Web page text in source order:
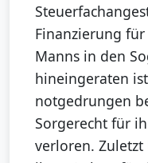
Finanzierung für
Manns in den
hineingeraten
notgedrungen
Sorgerecht für
verloren. Zuletzt